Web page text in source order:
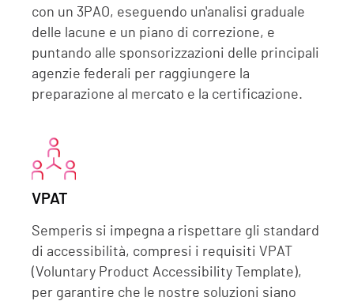
con un 3PAO, eseguendo un'analisi graduale
delle lacune e un piano di correzione, e
puntando alle sponsorizzazioni delle principali
agenzie federali per raggiungere la
preparazione al mercato e la certificazione.
VPAT
Semperis si impegna a rispettare gli standard
di accessibilità, compresi i requisiti VPAT
(Voluntary Product Accessibility Template),
per garantire che le nostre soluzioni siano